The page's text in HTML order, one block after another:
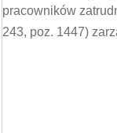
pracowników
243, poz. 1447)